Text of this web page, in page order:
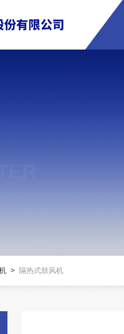
> 隔热式鼓风机